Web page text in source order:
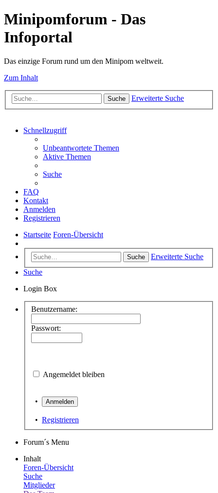
Minipomforum - Das
Infoportal
Das einzige Forum rund um den Minipom weltweit.
Zum Inhalt
Suche Erweiterte Suche
Schnellzugriff
Unbeantwortete Themen
Aktive Themen
Suche
FAQ
Kontakt
Anmelden
Registrieren
Startseite Foren-Übersicht
Suche
Erweiterte Suche
Suche
Login Box
Benutzername:
Passwort:
Angemeldet bleiben
•
• Registrieren
Forum´s Menu
Inhalt
Foren-Übersicht
Suche
Mitglieder